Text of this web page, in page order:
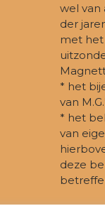
wel van
der
met het
* het
van
* het
van
deze